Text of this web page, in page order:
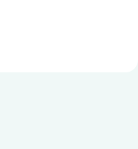
in nieuw tabblad
in nieuw
opent in
Mail, opent in